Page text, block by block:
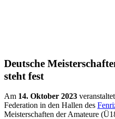
Deutsche
steht fest
Am 14. Oktober 2023
Federation in den Hallen des
Meisterschaften der Amateure